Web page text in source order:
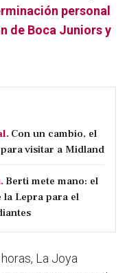
personal
de Boca Juniors y
Con un cambio, el
visitar a Midland
Berti mete mano: el
la Lepra para el
La Joya